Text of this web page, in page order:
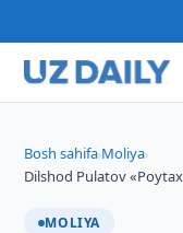
Bosh sahifa›Moliya›
Dilshod Pulatov
MOLIYA